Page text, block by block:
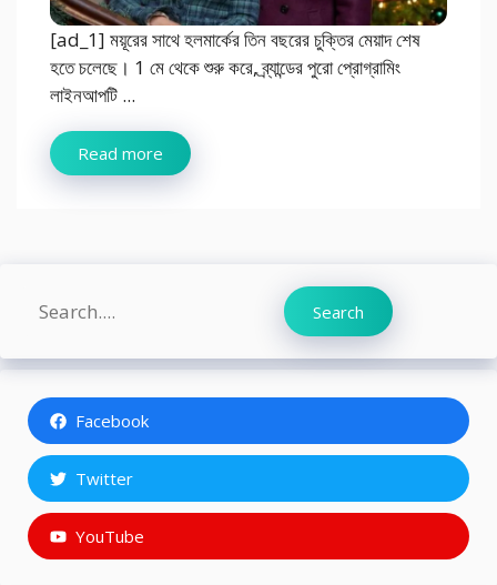
[ad_1] ময়ূরের সাথে হলমার্কের তিন বছরের চুক্তির মেয়াদ শেষ
হতে চলেছে। 1 মে থেকে শুরু করে, ব্র্যান্ডের পুরো প্রোগ্রামিং
লাইনআপটি ...
Read more
Search Search
Facebook
Twitter
YouTube